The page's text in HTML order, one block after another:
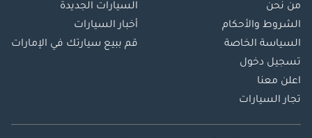
من نحن
الشروط والأحكام
السياسة الخاصة
تسجيل دخول
اعلن معنا
تجار السيارات
السيارات الجديدة
أخبار السيارات
قم ببيع سيارتك في الإمارات